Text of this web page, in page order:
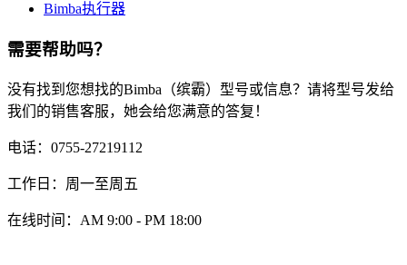
Bimba执行器
需要帮助吗？
没有找到您想找的Bimba（缤霸）型号或信息？请将型号发给
我们的销售客服，她会给您满意的答复！
电话：0755-27219112
工作日：周一至周五
在线时间：AM 9:00 - PM 18:00